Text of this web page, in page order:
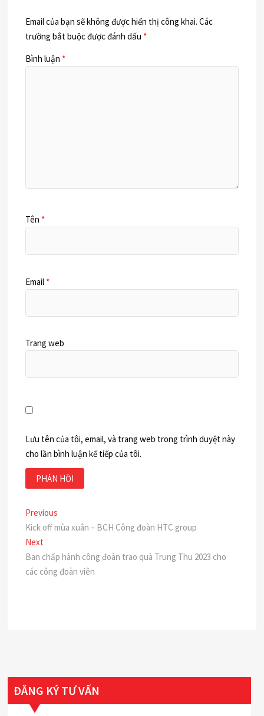
Email của bạn sẽ không được hiển thị công khai. Các
trường bắt buộc được đánh dấu *
Bình luận *
Tên *
Email *
Trang web
Lưu tên của tôi, email, và trang web trong trình duyệt này
cho lần bình luận kế tiếp của tôi.
Điều
hướng
bài
viết
Previous
post:
Kick off mùa xuân – BCH Công đoàn HTC group
Next
post:
Ban chấp hành công đoàn trao quà Trung Thu 2023 cho
các công đoàn viên
ĐĂNG KÝ TƯ VẤN